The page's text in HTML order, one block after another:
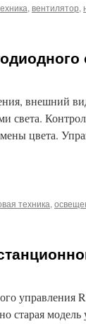
, вентилятор,
внешний
света.
цвета.
техника,
управления
модель